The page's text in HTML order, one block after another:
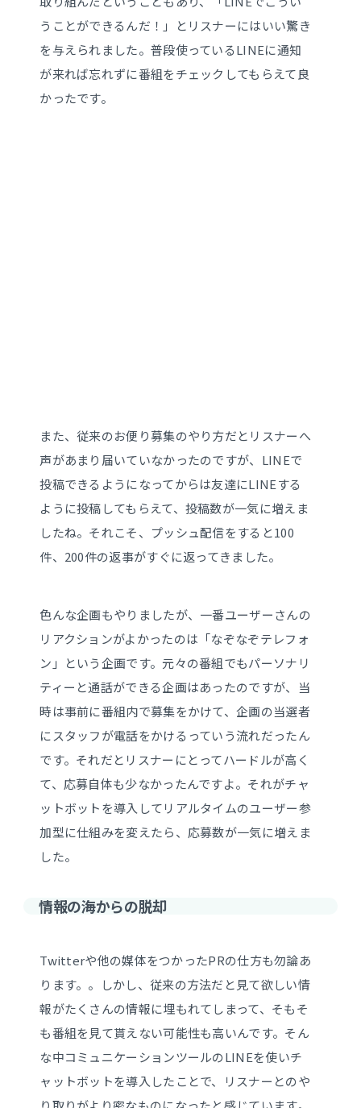
うことができるんだ！」とリスナーにはいい驚き
を与えられました。普段使っているLINEに通知
が来れば忘れずに番組をチェックしてもらえて良
かったです。
また、従来のお便り募集のやり方だとリスナーへ
声があまり届いていなかったのですが、LINEで
投稿できるようになってからは友達にLINEする
ように投稿してもらえて、投稿数が一気に増えま
したね。それこそ、プッシュ配信をすると100
件、200件の返事がすぐに返ってきました。
色んな企画もやりましたが、一番ユーザーさんの
リアクションがよかったのは「なぞなぞテレフォ
ン」という企画です。元々の番組でもパーソナリ
ティーと通話ができる企画はあったのですが、当
時は事前に番組内で募集をかけて、企画の当選者
にスタッフが電話をかけるっていう流れだったん
です。それだとリスナーにとってハードルが高く
て、応募自体も少なかったんですよ。それがチャ
ットボットを導入してリアルタイムのユーザー参
加型に仕組みを変えたら、応募数が一気に増えま
した。
情報の海からの脱却
Twitterや他の媒体をつかったPRの仕方も勿論あ
ります。。しかし、従来の方法だと見て欲しい情
報がたくさんの情報に埋もれてしまって、そもそ
も番組を見て貰えない可能性も高いんです。そん
な中コミュニケーションツールのLINEを使いチ
ャットボットを導入したことで、リスナーとのや